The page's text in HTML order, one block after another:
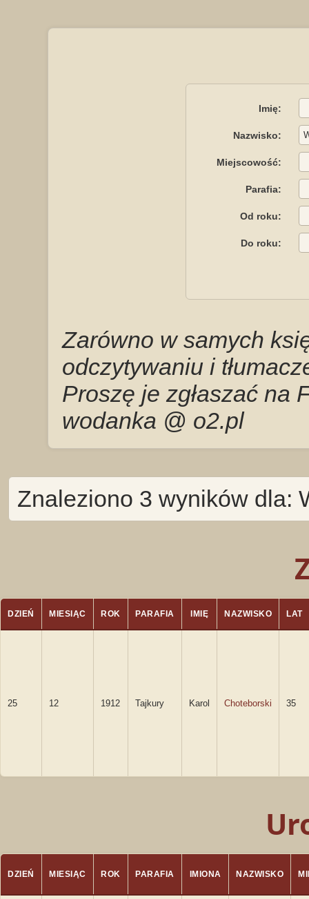
Imię:
Nazwisko:
Miejscowość:
Parafia:
Od roku:
Do roku:
Zarówno w samych
odczytywaniu i
Proszę je zgłaszać na
wodanka @ o2.pl
Znaleziono 3 wyników dla:
DZIEŃ MIESIĄC ROK PARAFIA IMIĘ NAZWISKO LAT
25 12 1912 Tajkury Karol Choteborski 35
DZIEŃ MIESIĄC ROK PARAFIA IMIONA NAZWISKO